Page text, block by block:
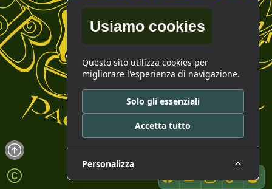
Usiamo cookies
Questo sito utilizza cookies per
migliorare l'esperienza di navigazione.
Solo gli essenziali
Accetta tutto
Personalizza